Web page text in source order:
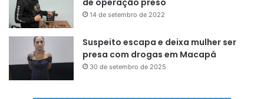
14 de setembro de 2022
Suspeito escapa e deixa mulher ser
presa com drogas em Macapá
30 de setembro de 2025